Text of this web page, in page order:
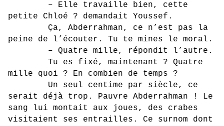
– Elle travaille bien, cette
petite Chloé ? demandait Youssef.
Ça, Abderrahman, ce n’est pas la
peine de l’écouter. Tu te mines le moral.
– Quatre mille, répondit l’autre.
Tu es fixé, maintenant ? Quatre
mille quoi ? En combien de temps ?
Un seul centime par siècle, ce
serait déjà trop. Pauvre Abderrahman ! Le
sang lui montait aux joues, des crabes
visitaient ses entrailles. Ce surnom dont